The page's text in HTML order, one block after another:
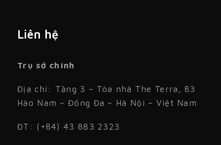
Liên hệ
Trụ sở chính
Địa chỉ: Tầng 3 – Tòa nhà The Terra, 83
Hào Nam – Đống Đa – Hà Nội – Việt Nam
ĐT: (+84) 43 883 2323